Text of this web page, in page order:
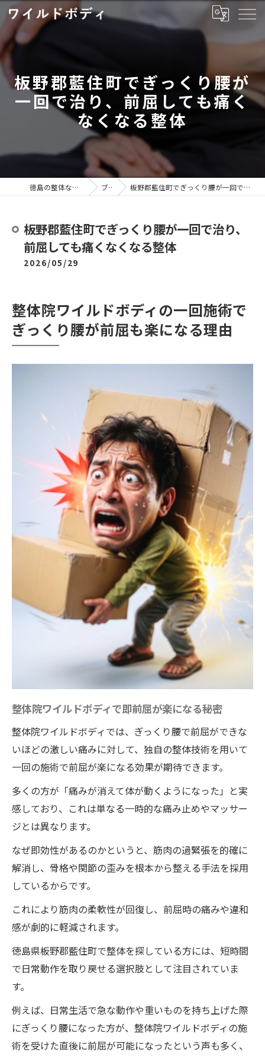
板野郡藍住町でぎっくり腰が
一回で治り、前屈しても痛く
なくなる整体
徳島の整体ならワイルドボディ ブログ 板野郡藍住町でぎっくり腰が一回で治り、前屈しても痛くなくなる整体
板野郡藍住町でぎっくり腰が一回で治り、
前屈しても痛くなくなる整体
2026/05/29
整体院ワイルドボディの一回施術で
ぎっくり腰が前屈も楽になる理由
整体院ワイルドボディで即前屈が楽になる秘密
整体院ワイルドボディでは、ぎっくり腰で前屈ができな
いほどの激しい痛みに対して、独自の整体技術を用いて
一回の施術で前屈が楽になる効果が期待できます。
多くの方が「痛みが消えて体が動くようになった」と実
感しており、これは単なる一時的な痛み止めやマッサー
ジとは異なります。
なぜ即効性があるのかというと、筋肉の過緊張を的確に
解消し、骨格や関節の歪みを根本から整える手法を採用
しているからです。
これにより筋肉の柔軟性が回復し、前屈時の痛みや違和
感が劇的に軽減されます。
徳島県板野郡藍住町で整体を探している方には、短時間
で日常動作を取り戻せる選択肢として注目されていま
す。
例えば、日常生活で急な動作や重いものを持ち上げた際
にぎっくり腰になった方が、整体院ワイルドボディの施
術を受けた直後に前屈が可能になったという声も多く、